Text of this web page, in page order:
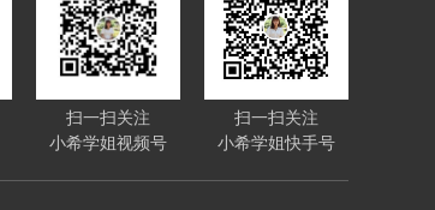
扫一扫关注
小希学姐视频号
扫一扫关注
小希学姐快手号